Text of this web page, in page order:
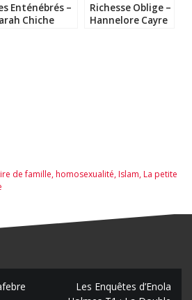
Enténébrés –
Chiche
Richesse Oblige –
Hannelore Cayre
de famille,homosexualité,Islam,La petite
Les Enquêtes d’Enola